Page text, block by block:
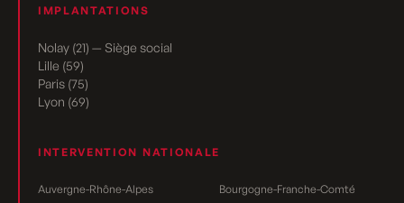
IMPLANTATIONS
Nolay (21) — Siège social
Lille (59)
Paris (75)
Lyon (69)
INTERVENTION NATIONALE
Auvergne-Rhône-Alpes
Bourgogne-Franche-Comté